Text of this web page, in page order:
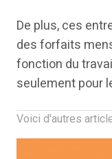
De plus, ces
des forfaits
fonction du
seulement pour
Voici d'autres